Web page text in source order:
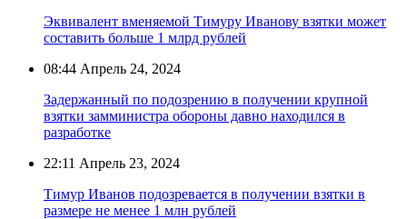
Эквивалент вменяемой Тимуру Иванову взятки может
составить больше 1 млрд рублей
08:44 Апрель 24, 2024
Задержанный по подозрению в получении крупной
взятки замминистра обороны давно находился в
разработке
22:11 Апрель 23, 2024
Тимур Иванов подозревается в получении взятки в
размере не менее 1 млн рублей